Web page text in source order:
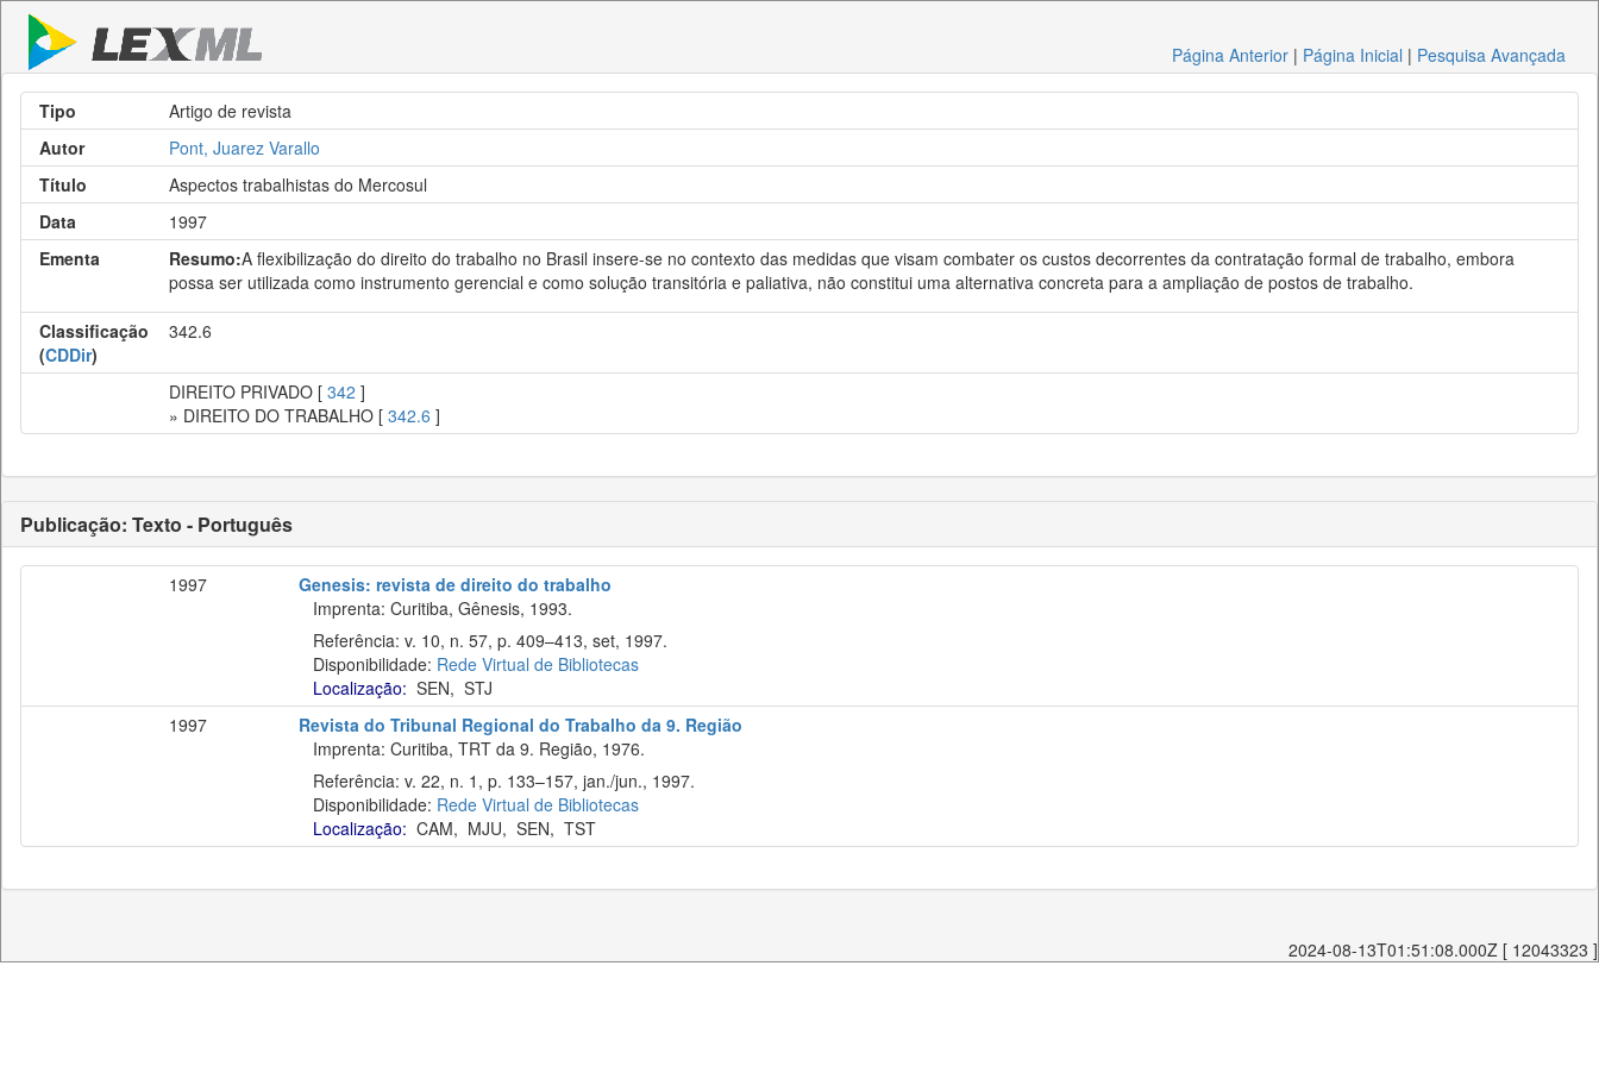
Página Anterior | Página Inicial | Pesquisa Avançada
Tipo
Artigo de revista
Autor
Pont, Juarez Varallo
Título
Aspectos trabalhistas do Mercosul
Data
1997
Ementa
Resumo:A flexibilização do direito do trabalho no Brasil insere-se no contexto das medidas que visam combater os custos decorrentes da contratação formal de trabalho, embora
possa ser utilizada como instrumento gerencial e como solução transitória e paliativa, não constitui uma alternativa concreta para a ampliação de postos de trabalho.
Classificação
(CDDir)
342.6
DIREITO PRIVADO [ 342 ]
» DIREITO DO TRABALHO [ 342.6 ]
Publicação: Texto - Português
1997
Genesis: revista de direito do trabalho
Imprenta: Curitiba, Gênesis, 1993.
Referência: v. 10, n. 57, p. 409–413, set, 1997.
Disponibilidade: Rede Virtual de Bibliotecas
Localização: SEN, STJ
1997
Revista do Tribunal Regional do Trabalho da 9. Região
Imprenta: Curitiba, TRT da 9. Região, 1976.
Referência: v. 22, n. 1, p. 133–157, jan./jun., 1997.
Disponibilidade: Rede Virtual de Bibliotecas
Localização: CAM, MJU, SEN, TST
2024-08-13T01:51:08.000Z [ 12043323 ]